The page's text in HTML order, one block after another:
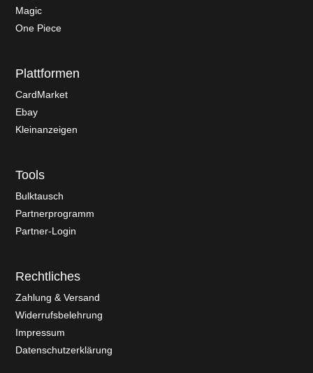
Magic
One Piece
Plattformen
CardMarket
Ebay
Kleinanzeigen
Tools
Bulktausch
Partnerprogramm
Partner-Login
Rechtliches
Zahlung & Versand
Widerrufsbelehrung
Impressum
Datenschutzerklärung